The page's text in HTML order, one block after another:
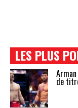
LES PLUS
de